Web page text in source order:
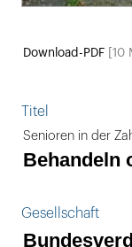
Download-PDF [10
Titel
Senioren in der
Behandeln
Gesellschaft